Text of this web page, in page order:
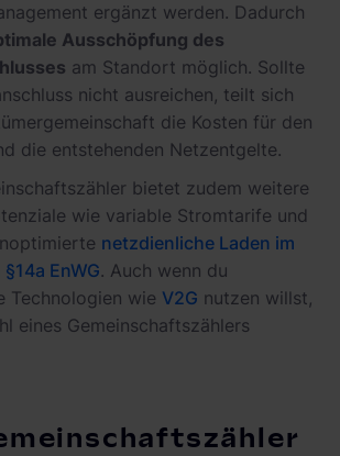
ergänzt werden. Dadurch
Ausschöpfung des
am Standort möglich. Sollte
nicht ausreichen, teilt sich
die Kosten für den
die entstehenden Netzentgelte.
bietet zudem weitere
wie variable Stromtarife und
netzdienliche Laden im
EnWG. Auch wenn du
Technologien wie V2G nutzen willst,
eines Gemeinschaftszählers